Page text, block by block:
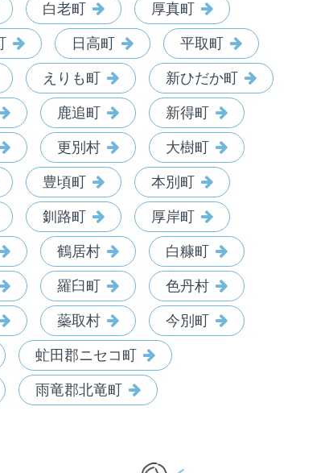
白老町 厚真町
日高町 平取町
えりも町 新ひだか町
鹿追町 新得町
更別村 大樹町
豊頃町 本別町
釧路町 厚岸町
鶴居村 白糠町
羅臼町 色丹村
蘂取村 今別町
虻田郡ニセコ町
雨竜郡北竜町